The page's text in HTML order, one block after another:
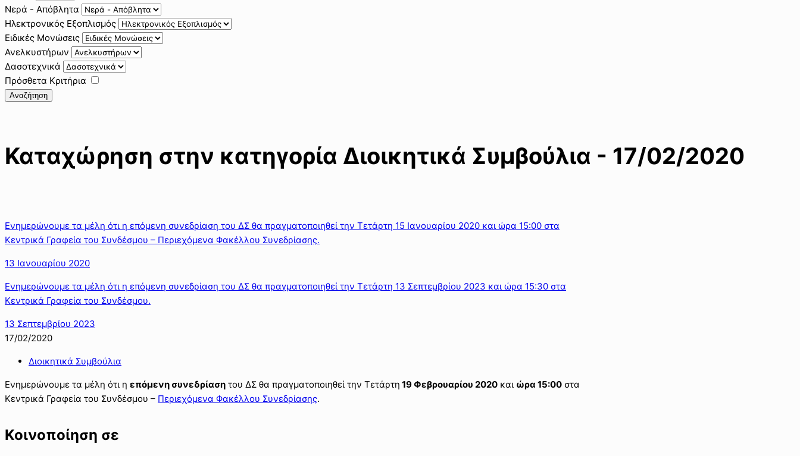
Νερά - Απόβλητα
Ηλεκτρονικός Εξοπλισμός
Ειδικές Μονώσεις
Ανελκυστήρων
Δασοτεχνικά
Πρόσθετα Κριτήρια
Αναζήτηση
Καταχώρηση στην κατηγορία Διοικητικά Συμβούλια - 17/02/2020
Ενημερώνουμε τα μέλη ότι η επόμενη συνεδρίαση του ΔΣ θα πραγματοποιηθεί την Τετάρτη 15 Ιανουαρίου 2020 και ώρα 15:00 στα
Κεντρικά Γραφεία του Συνδέσμου – Περιεχόμενα Φακέλλου Συνεδρίασης.
13 Ιανουαρίου 2020
Ενημερώνουμε τα μέλη ότι η επόμενη συνεδρίαση του ΔΣ θα πραγματοποιηθεί την Τετάρτη 13 Σεπτεμβρίου 2023 και ώρα 15:30 στα
Κεντρικά Γραφεία του Συνδέσμου.
13 Σεπτεμβρίου 2023
17/02/2020
Διοικητικά Συμβούλια
Ενημερώνουμε τα μέλη ότι η επόμενη συνεδρίαση του ΔΣ θα πραγματοποιηθεί την Τετάρτη 19 Φεβρουαρίου 2020 και ώρα 15:00 στα
Κεντρικά Γραφεία του Συνδέσμου – Περιεχόμενα Φακέλλου Συνεδρίασης.
Κοινοποίηση σε